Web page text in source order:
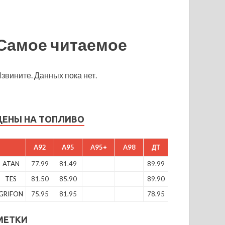
читаемое
Данных пока нет.
НА ТОПЛИВО
A92 A95 A95+ A98 ДТ
ATAN 77.99 81.49
89.99
TES
81.50 85.90
89.90
75.95 81.95 78.95